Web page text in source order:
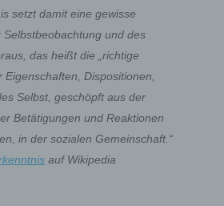
setzt damit eine gewisse
Selbstbeobachtung und des
das heißt die „richtige
Eigenschaften, Dispositionen,
Selbst, geschöpft aus der
Betätigungen und Reaktionen
in der sozialen Gemeinschaft.“
auf Wikipedia